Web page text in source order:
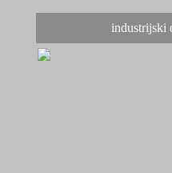
industrijski